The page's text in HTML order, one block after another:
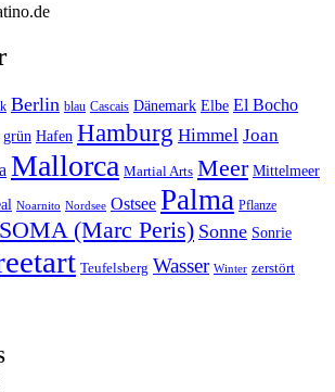
Berlin blau Cascais Dänemark Elbe El Bocho
grün Hafen Hamburg Himmel Joan
Mallorca Martial Arts Meer Mittelmeer
Noarnito Nordsee Ostsee Palma Pflanze
SOMA (Marc Peris) Sonne Sonrie
Teufelsberg Wasser Winter zerstört